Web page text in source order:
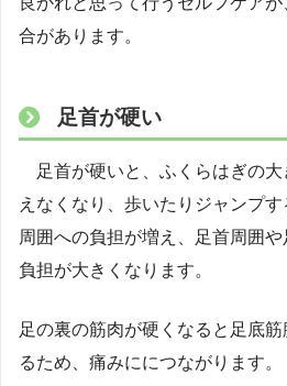
合があります。
足首が硬い
足首が硬いと、ふくらはぎの大
えなくなり、歩いたりジャンプ
周囲への負担が増え、足首周囲
負担が大きくなります。
足の裏の筋肉が硬くなると足底
るため、痛みににつながります。